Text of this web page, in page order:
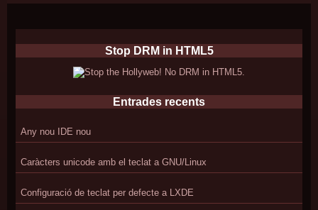
Stop DRM in HTML5
Entrades recents
Any nou IDE nou
Caràcters unicode amb el teclat a GNU/Linux
Configuració de teclat per defecte a LXDE